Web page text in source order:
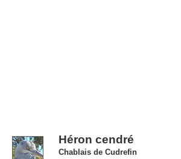
Héron cendré
Chablais de Cudrefin